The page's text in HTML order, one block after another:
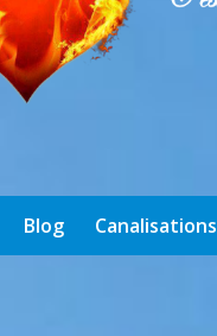
Blog Canalisations